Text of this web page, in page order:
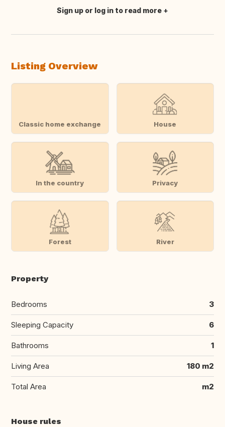
Translate this
Sign up or log in to read more
Listing Overview
Classic home exchange House
In the country Privacy
Forest River
Property
Bedrooms 3
Sleeping Capacity 6
Bathrooms 1
Living Area 180 m2
Total Area m2
House rules